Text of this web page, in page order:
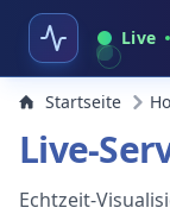
Live
Startseite
Live-
Echtzeit-